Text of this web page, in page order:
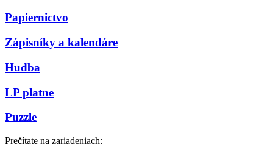
Papiernictvo
Zápisníky a kalendáre
Hudba
LP platne
Puzzle
Prečítate na zariadeniach: